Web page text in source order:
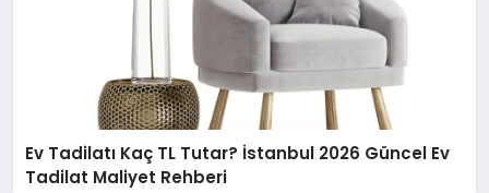
Ev Tadilatı Kaç TL Tutar? İstanbul 2026 Güncel Ev
Tadilat Maliyet Rehberi